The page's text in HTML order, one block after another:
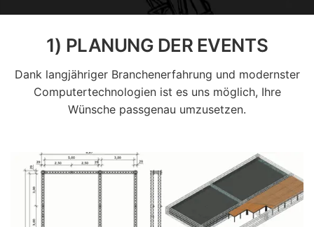
1) PLANUNG DER EVENTS
Dank langjähriger Branchenerfahrung und modernster
Computertechnologien ist es uns möglich, Ihre
Wünsche passgenau umzusetzen.